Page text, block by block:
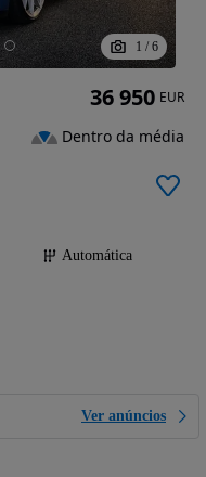
1 / 6
Automática
Ver anúncios
36 950 EUR
Dentro da média